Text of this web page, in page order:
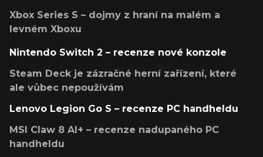
Xbox Series S – dojmy z hraní na malém a
levném Xboxu
Nintendo Switch 2 – recenze nové konzole
Steam Deck je zázračné herní zařízení, které
ale vůbec nepoužívám
Lenovo Legion Go S – recenze PC handheldu
MSI Claw 8 AI+ – recenze nadupaného PC
handheldu